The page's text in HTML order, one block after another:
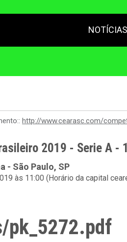
NOTÍCIAS
http://www.cearasc.com/
2019 - Serie A -
- São Paulo, SP
às 11:00 (Horário da capital
pk_5272.pdf